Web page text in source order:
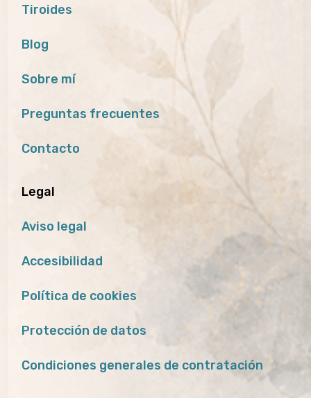
Tiroides
Blog
Sobre mí
Preguntas frecuentes
Contacto
Legal
Aviso legal
Accesibilidad
Política de cookies
Protección de datos
Condiciones generales de contratación